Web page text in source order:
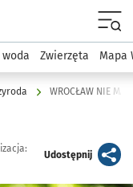
Środowisko we
Zwierzęta Mapa
WROCŁAW NIE
Udostępnijartykuł